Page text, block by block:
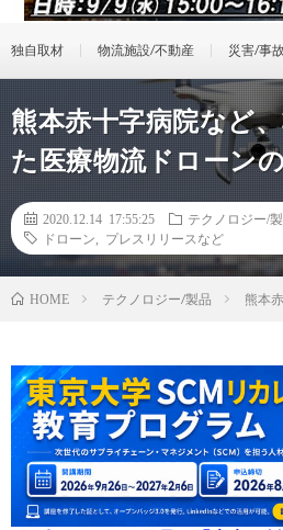
独自取材 物流施設/不動産 災害/事
熊本赤十字病院など
た医療物流ドローン
2020.12.14 17:55:25
テクノロジー/
ドローン
プレスリリースなど
HOME テクノロジー/製品 熊本